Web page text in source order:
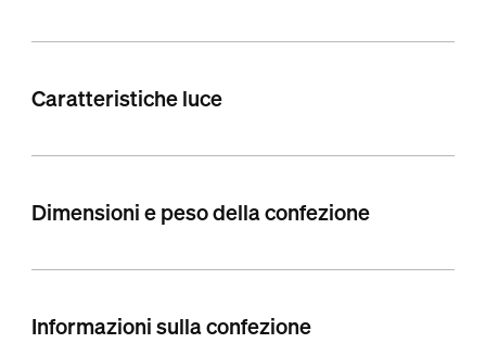
Caratteristiche luce
Dimensioni e peso della confezione
Informazioni sulla confezione